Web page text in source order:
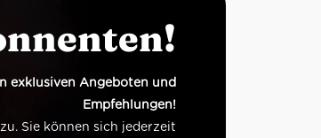
exklusiven Angeboten und
Empfehlungen!
Sie können sich jederzeit